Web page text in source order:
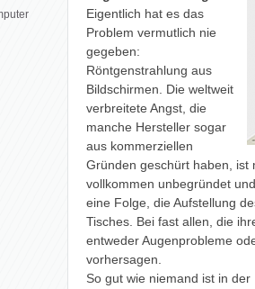
Eigentlich hat es das
Problem vermutlich nie
gegeben:
Röntgenstrahlung aus
Bildschirmen. Die weltweit
verbreitete Angst, die
manche Hersteller sogar
aus kommerziellen
Gründen geschürt haben, ist
vollkommen unbegründet
eine Folge, die Aufstellung
Tisches. Bei fast allen, die
entweder Augenprobleme
vorhersagen.
So gut wie niemand ist in